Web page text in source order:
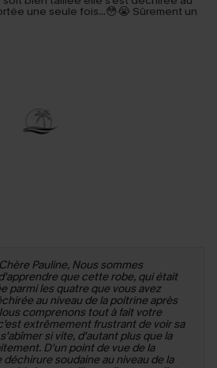
une seule fois...😳😭 Sûrement un
Chère Pauline, Nous sommes
que cette robe, qui était
parmi les quatre que vous avez
au niveau de la poitrine après
comprenons tout à fait votre
extrêmement frustrant de voir sa
si vite, d'autant plus que la
D'un point de vue de la
soudaine au niveau de la